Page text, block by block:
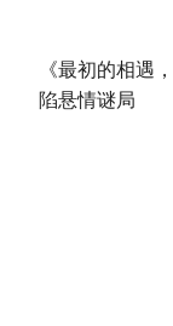
《最初的相遇
陷悬情谜局